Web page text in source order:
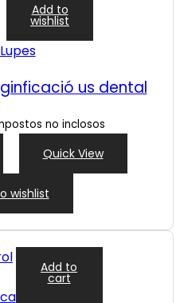
Add to
wishlist
Lupes
us dental
no inclosos
Quick View
wishlist
Add to
cart